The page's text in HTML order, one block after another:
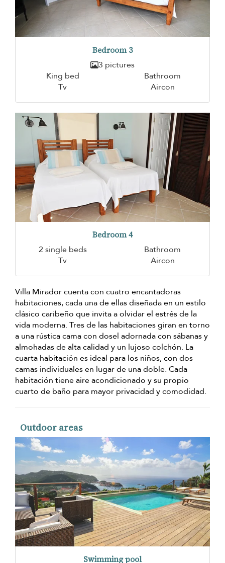
Bedroom 3
3 pictures
King bed
Bathroom
Tv
Aircon
Bedroom 4
2 single beds
Bathroom
Tv
Aircon
Villa Mirador cuenta con cuatro encantadoras
habitaciones, cada una de ellas diseñada en un estilo
clásico caribeño que invita a olvidar el estrés de la
vida moderna. Tres de las habitaciones giran en torno
a una rústica cama con dosel adornada con sábanas y
almohadas de alta calidad y un lujoso colchón. La
cuarta habitación es ideal para los niños, con dos
camas individuales en lugar de una doble. Cada
habitación tiene aire acondicionado y su propio
cuarto de baño para mayor privacidad y comodidad.
Outdoor areas
Swimming pool